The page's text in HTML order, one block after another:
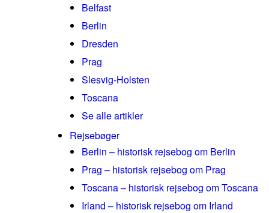
Belfast
Berlin
Dresden
Prag
Slesvig-Holsten
Toscana
Se alle artikler
Rejsebøger
Berlin – historisk rejsebog om Berlin
Prag – historisk rejsebog om Prag
Toscana – historisk rejsebog om Toscana
Irland – historisk rejsebog om Irland